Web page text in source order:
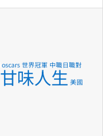
oscars 世界冠軍 中職日職對
甘味人生 美國